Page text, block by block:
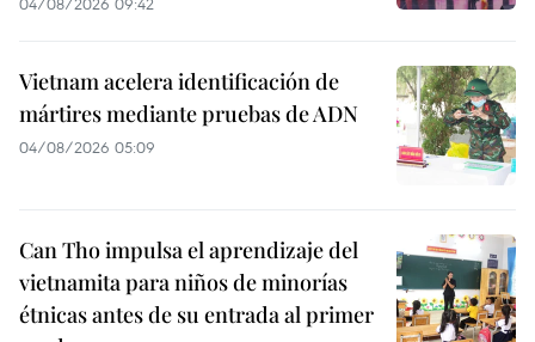
Vietnam acelera identificación de
mártires mediante pruebas de ADN
04/08/2026 05:09
Can Tho impulsa el aprendizaje del
vietnamita para niños de minorías
étnicas antes de su entrada al primer